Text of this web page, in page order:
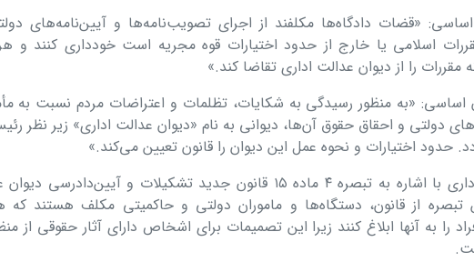
۱۷۰ قانون اساسی: «قضات دادگاه‌ها مکلفند از اجرای تصویب‌نامه‌ها و آیین‌نامه‌های
اسلامی یا خارج از حدود اختیارات قوه مجریه است خودداری کنند و
مقررات را از دیوان عدالت اداری تقاضا کند.»
اصل ۱۷۳ قانون اساسی: «به منظور رسیدگی به شکایات، تظلمات و اعتراضات مردم نسبت به
دولتی و احقاق حقوق آن‌ها، دیوانی به نام «دیوان عدالت اداری» زیر نظر
حدود اختیارات و نحوه عمل این دیوان را قانون تعیین می‌کند.»
معاون دیوان عدالت اداری با اشاره به تبصره ۴ ماده ۱۵ قانون جدید تشکیلات و آیین‌دادرسی
از قانون، دستگاه‌ها و ماموران دولتی و حاکمیتی مکلف هستند که
را به آنها ابلاغ کنند زیرا این تصمیمات برای اشخاص دارای آثار حقوقی از